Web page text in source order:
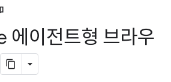
이전트형 브라우